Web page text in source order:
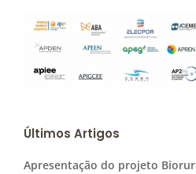
Últimos Artigos
Apresentação do projeto